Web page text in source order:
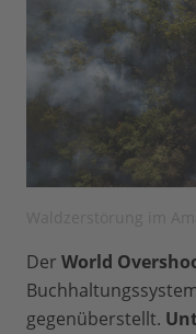
Der World
gegenüberstellt.